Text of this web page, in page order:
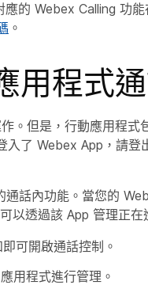
的 Webex Calling 功能
。
用程式
。但是，行動應用程式
了 Webex App，請登
話內功能。當您的
以透過該 App 管理正在
可開啟通話控制。
用程式進行管理。